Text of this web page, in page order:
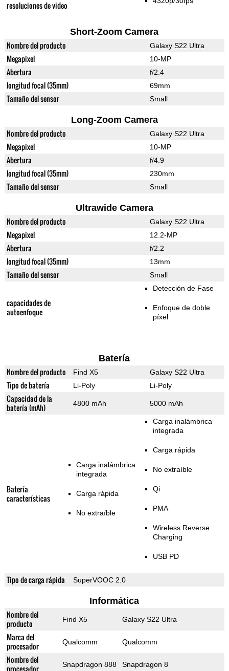
resoluciones de video
Short-Zoom Camera
Nombre del producto Galaxy S22 Ultra
Megapixel 10-MP
Abertura f/2.4
longitud focal (35mm) 69mm
Tamaño del sensor Small
Long-Zoom Camera
Nombre del producto Galaxy S22 Ultra
Megapixel 10-MP
Abertura f/4.9
longitud focal (35mm) 230mm
Tamaño del sensor Small
Ultrawide Camera
Nombre del producto Galaxy S22 Ultra
Megapixel 12.2-MP
Abertura f/2.2
longitud focal (35mm) 13mm
Tamaño del sensor Small
capacidades de
autoenfoque
Detección de Fase
Enfoque de doble
píxel
Batería
Nombre del producto Find X5 Galaxy S22 Ultra
Tipo de batería Li-Poly Li-Poly
Capacidad de la
batería (mAh)
4800 mAh 5000 mAh
Batería
características
Carga inalámbrica
integrada
Carga rápida
No extraíble
Carga inalámbrica
integrada
Carga rápida
No extraíble
Qi
PMA
Wireless Reverse
Charging
USB PD
Tipo de carga rápida SuperVOOC 2.0
Informática
Nombre del
producto
Find X5 Galaxy S22 Ultra
Marca del
procesador
Qualcomm Qualcomm
Nombre del
procesador
Snapdragon 888 Snapdragon 8